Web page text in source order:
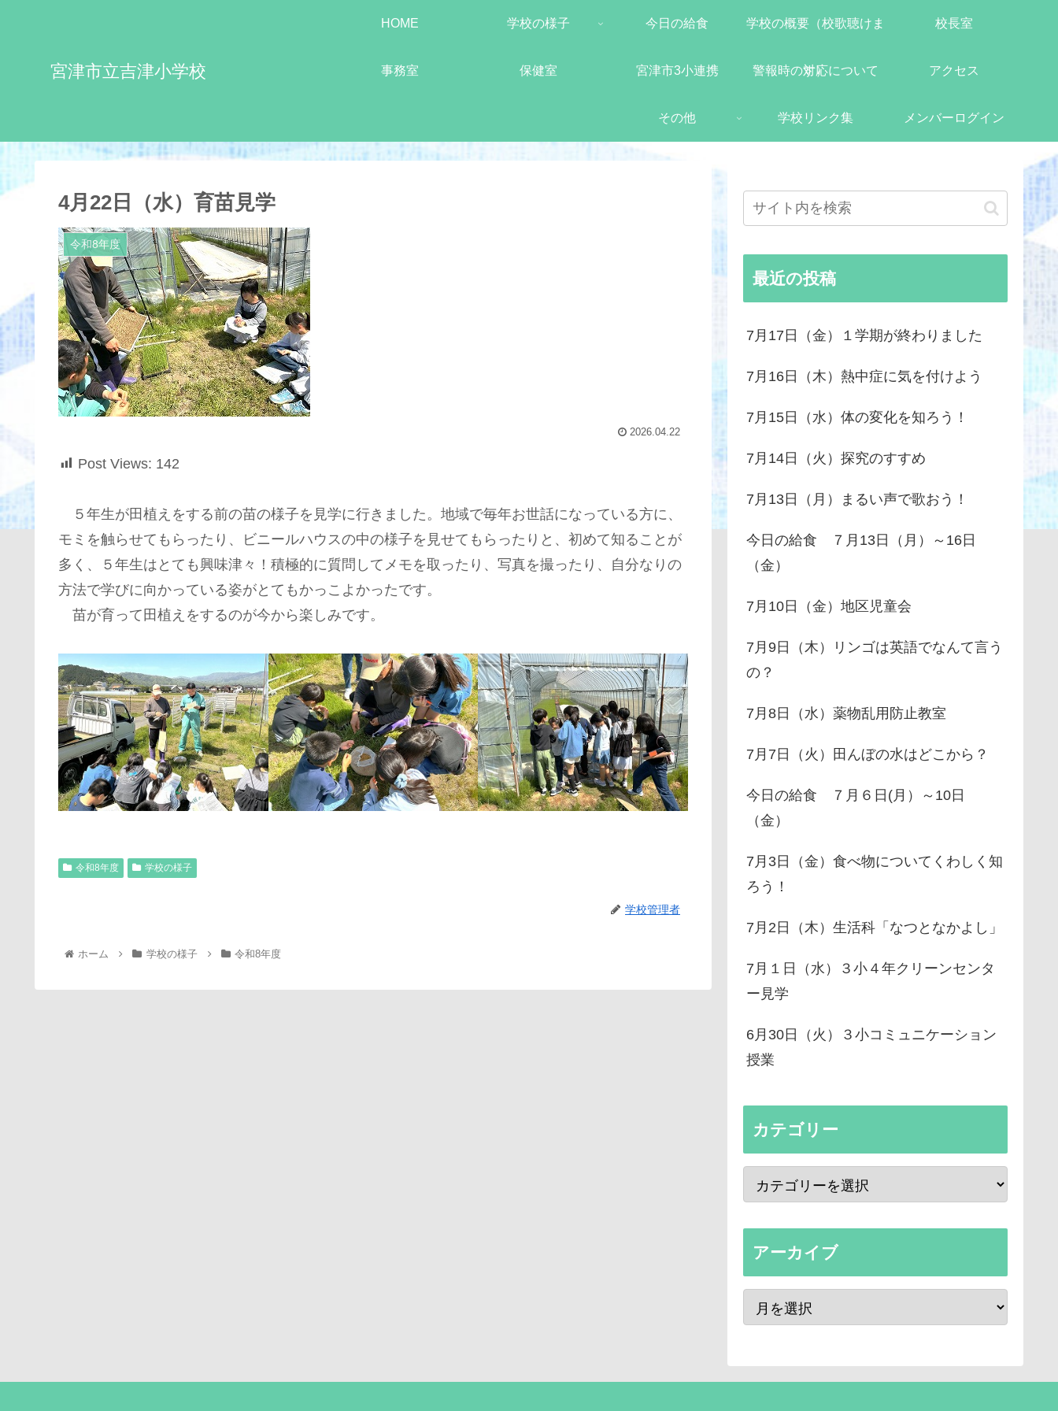
宮津市立吉津小学校
HOME 学校の様子 今日の給食 学校の概要（校歌聴けま
す）
校長室
事務室 保健室 宮津市3小連携 警報時の対応について アクセス
その他 学校リンク集 メンバーログイン
4月22日（水）育苗見学
令和8年度
2026.04.22
Post Views: 142
５年生が田植えをする前の苗の様子を見学に行きました。地域で毎年お世話になっている方に、
モミを触らせてもらったり、ビニールハウスの中の様子を見せてもらったりと、初めて知ることが
多く、５年生はとても興味津々！積極的に質問してメモを取ったり、写真を撮ったり、自分なりの
方法で学びに向かっている姿がとてもかっこよかったです。
苗が育って田植えをするのが今から楽しみです。
令和8年度 学校の様子
学校管理者
ホーム 学校の様子 令和8年度
最近の投稿
7月17日（金）１学期が終わりました
7月16日（木）熱中症に気を付けよう
7月15日（水）体の変化を知ろう！
7月14日（火）探究のすすめ
7月13日（月）まるい声で歌おう！
今日の給食 ７月13日（月）～16日
（金）
7月10日（金）地区児童会
7月9日（木）リンゴは英語でなんて言う
の？
7月8日（水）薬物乱用防止教室
7月7日（火）田んぼの水はどこから？
今日の給食 ７月６日(月）～10日
（金）
7月3日（金）食べ物についてくわしく知
ろう！
7月2日（木）生活科「なつとなかよし」
7月１日（水）３小４年クリーンセンタ
ー見学
6月30日（火）３小コミュニケーション
授業
カテゴリー
アーカイブ